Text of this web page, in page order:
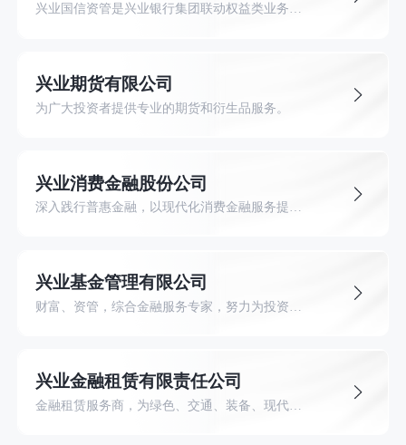
兴业国信资管是兴业银行集团联动权益类业务的投资平台，总行“商行+投行”战略2.0版本中投行业务开展的重要抓手，成立于2013年，2022年8月提级管理成为兴业银行一级子公司。
兴业期货有限公司
为广大投资者提供专业的期货和衍生品服务。
兴业消费金融股份公司
深入践行普惠金融，以现代化消费金融服务提升居民消费能力和生活品质。
兴业基金管理有限公司
兴业金融租赁有限责任公司